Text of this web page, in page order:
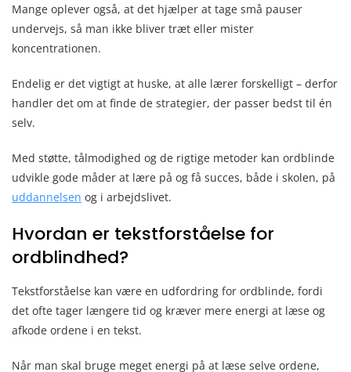
Mange oplever også, at det hjælper at tage små pauser
undervejs, så man ikke bliver træt eller mister
koncentrationen.
Endelig er det vigtigt at huske, at alle lærer forskelligt – derfor
handler det om at finde de strategier, der passer bedst til én
selv.
Med støtte, tålmodighed og de rigtige metoder kan ordblinde
udvikle gode måder at lære på og få succes, både i skolen, på
uddannelsen og i arbejdslivet.
Hvordan er tekstforståelse for
ordblindhed?
Tekstforståelse kan være en udfordring for ordblinde, fordi
det ofte tager længere tid og kræver mere energi at læse og
afkode ordene i en tekst.
Når man skal bruge meget energi på at læse selve ordene,